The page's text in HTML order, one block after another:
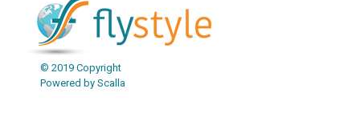
© 2019 Copyright
Powered by Scalla